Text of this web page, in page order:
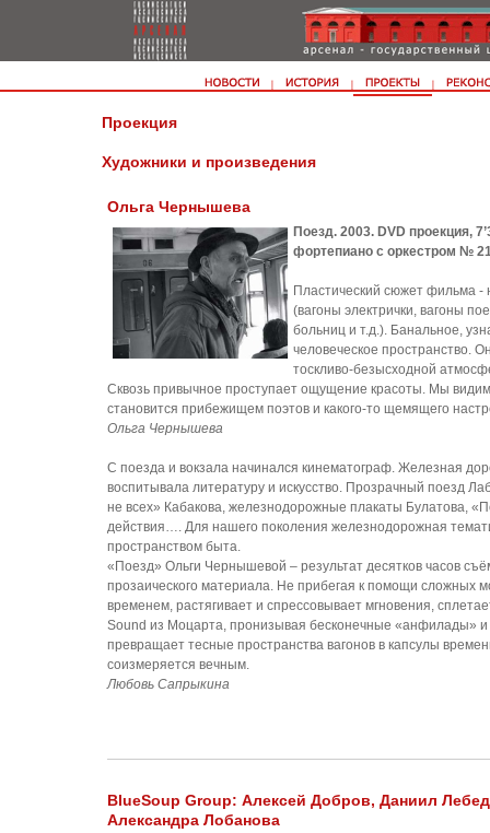
Проекция
Художники и произведения
Ольга Чернышева
Поезд. 2003. DVD проекция,
фортепиано с оркестром №
Пластический сюжет фильма -
(вагоны электрички, вагоны
больниц и т.д.). Банальное,
человеческое пространство.
тоскливо-безысходной
Сквозь привычное проступает ощущение красоты. Мы
становится прибежищем поэтов и какого-то щемящего
Ольга Чернышева
С поезда и вокзала начинался кинематограф. Железная
воспитывала литературу и искусство. Прозрачный поезд
не всех» Кабакова, железнодорожные плакаты Булатова,
действия…. Для нашего поколения железнодорожная
пространством быта.
«Поезд» Ольги Чернышевой – результат десятков часов
прозаического материала. Не прибегая к помощи сложных
временем, растягивает и спрессовывает мгновения,
Sound из Моцарта, пронизывая бесконечные «анфилады» и
превращает тесные пространства вагонов в капсулы
соизмеряется вечным.
Любовь Сапрыкина
BlueSoup Group: Алексей Добров, Даниил
Александра Лобанова